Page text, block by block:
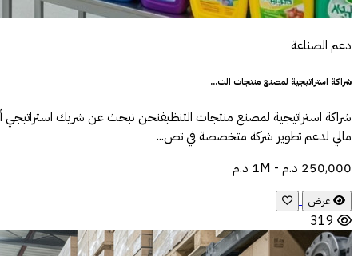
دعم الصناعة
شراكة استراتيجية لمصنع منتجات الت...
شراكة استراتيجية لمصنع منتجات التنظيفنحن نبحث عن شريك استراتيجي أو
مالي لدعم تطوير شركة متخصصة في تص...
250,000 د.م - 1M د.م
عرض
319